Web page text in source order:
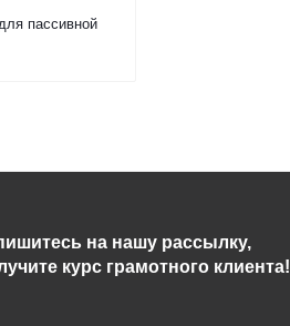
пассивной
на нашу рассылку,
курс грамотного клиента!